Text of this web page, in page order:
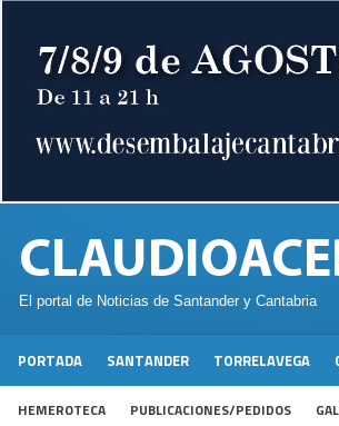
El portal de Noticias de Santander y Cantabria
PORTADA SANTANDER TORRELAVEGA
HEMEROTECA PUBLICACIONES/PEDIDOS